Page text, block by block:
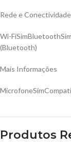
Rede e Conectividade
Wi-
(Bluetooth)
Mais Informações
Produtos